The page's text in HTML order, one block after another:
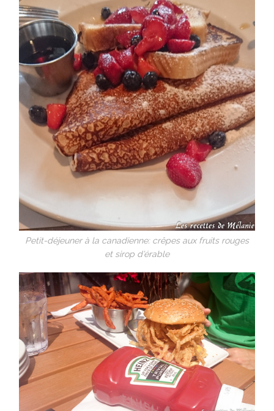
Petit-déjeuner à la canadienne: crêpes aux fruits rouges
et sirop d’érable